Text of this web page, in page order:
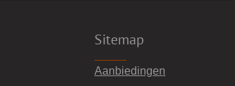
Sitemap
Aanbiedingen